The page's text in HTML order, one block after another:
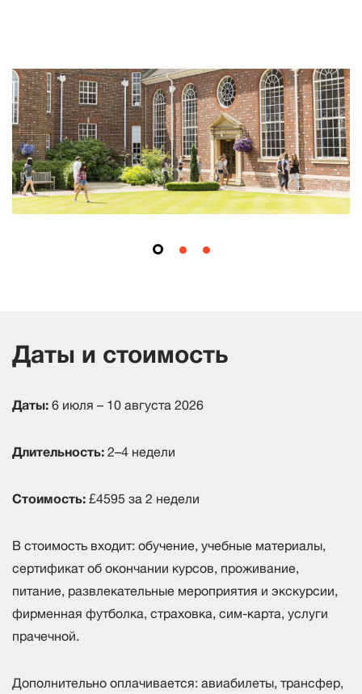
Даты и стоимость
Даты:6 июля – 10 августа 2026
Длительность:2–4 недели
Стоимость:£4595 за 2 недели
В стоимость входит: обучение, учебные материалы,
сертификат об окончании курсов, проживание,
питание, развлекательные мероприятия и экскурсии,
фирменная футболка, страховка, сим-карта, услуги
прачечной.
Дополнительно оплачивается: авиабилеты, трансфер,